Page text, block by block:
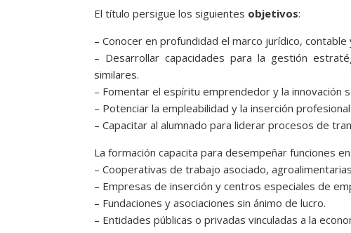
El título persigue los siguientes objetivos:
– Conocer en profundidad el marco jurídico,
– Desarrollar capacidades para la gestión
similares.
– Fomentar el espíritu emprendedor y la innovación
– Potenciar la empleabilidad y la inserción
– Capacitar al alumnado para liderar procesos de
La formación capacita para desempeñar funciones en:
– Cooperativas de trabajo asociado,
– Empresas de inserción y centros especiales de
– Fundaciones y asociaciones sin ánimo de lucro.
– Entidades públicas o privadas vinculadas a la